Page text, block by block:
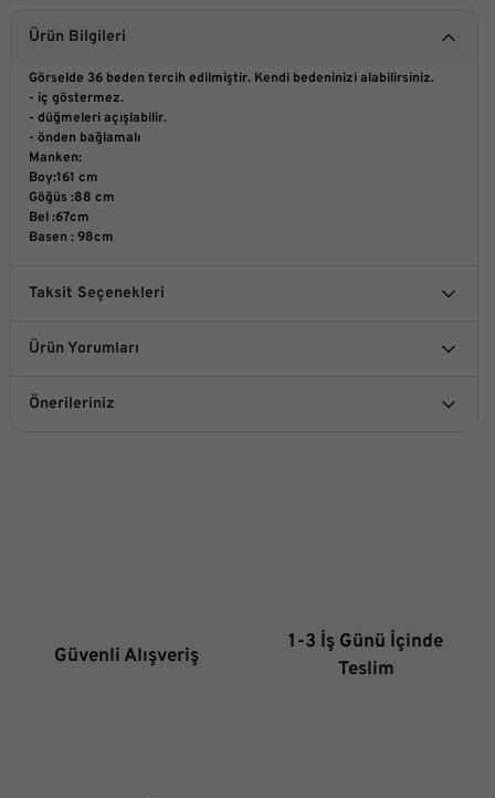
Ürün Bilgileri
Görselde 36 beden tercih edilmiştir. Kendi bedeninizi alabilirsiniz.
- iç göstermez.
- düğmeleri açışlabilir.
- önden bağlamalı
Manken:
Boy:161 cm
Göğüs :88 cm
Bel :67cm
Basen : 98cm
Taksit Seçenekleri
Ürün Yorumları
Önerileriniz
Ürün fiyatı diğer sitelerden daha pahalı.
Güvenli Alışveriş
1-3 İş Günü İçinde
Teslim